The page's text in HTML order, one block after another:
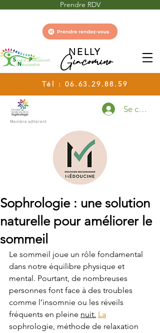
Prendre RDV
NELLY
Giacomino
Tél : 06.63.29.88.59
Se
Membre adhérent
Sophrologie : une solution
naturelle pour améliorer le
sommeil
Le sommeil joue un rôle fondamental
dans notre équilibre physique et
mental. Pourtant, de nombreuses
personnes font face à des troubles
comme l’insomnie ou les réveils
fréquents en pleine nuit. La
sophrologie, méthode de relaxation